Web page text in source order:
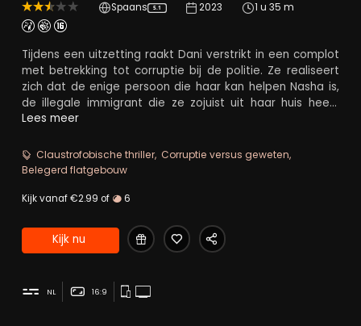
Spaans 5.1 2023 1 u 35 m
Tijdens een uitzetting raakt Dani verstrikt in een complot
met betrekking tot corruptie bij de politie. Ze realiseert
zich dat de enige persoon die haar kan helpen Nasha is,
de illegale immigrant die ze zojuist uit haar huis heeft
gegooid, evenals haar zoon Little. Beide vrouwen zullen
nemen tegen een corrupt systeem, wanneer ze worden
belegerd in het gebouw dat de politie is komen
Lees meer
Claustrofobische thriller Corruptie versus geweten
Belegerd flatgebouw
Kijk vanaf €2.99 of 6
Kijk nu
NL 16:9